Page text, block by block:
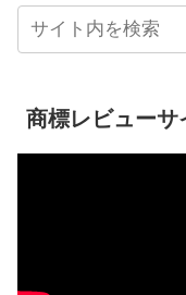
商標レビューサ